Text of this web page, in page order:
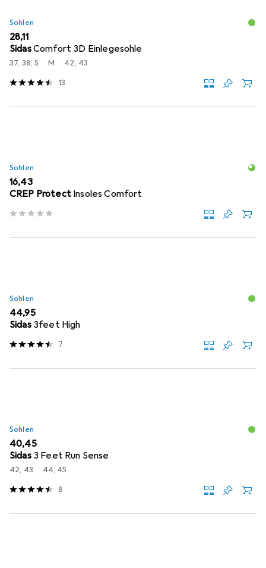
Sohlen
EUR
28,11
SidasComfort 3D Einlegesohle
37, 38, S M 42, 43
13
Sohlen
EUR
16,43
CREP Protect Insoles Comfort
Sohlen
EUR
44,95
Sidas 3feet High
7
Sohlen
EUR
40,45
Sidas 3 Feet Run Sense
42, 43 44, 45
8